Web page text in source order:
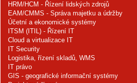
HRM/HCM - Řízení lidských zdrojů
EAM/CMMS - Správa majetku a údržby
Účetní a ekonomické systémy
ITSM (ITIL) - Řízení IT
Cloud a virtualizace IT
IT Security
Logistika, řízení skladů, WMS
IT právo
GIS - geografické informační systémy